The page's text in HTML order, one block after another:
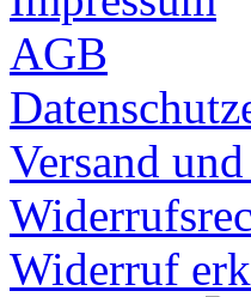
AGB
Versand
Widerruf